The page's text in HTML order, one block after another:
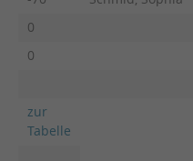
0
0
zur
Tabelle